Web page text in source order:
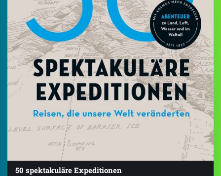
50 spektakuläre Expeditionen